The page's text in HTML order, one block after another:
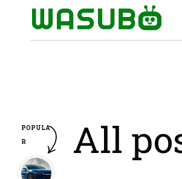
All
POPULA
R